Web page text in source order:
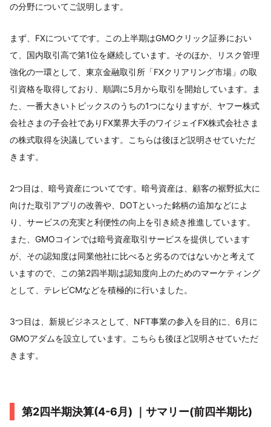
の分野についてご説明します。
まず、FXについてです。この上半期はGMOクリック証券におい
て、国内取引高で第1位を継続しています。そのほか、リスク管理
強化の一環として、東京金融取引所「FXクリアリング市場」の取
引資格を取得しており、順調に5月から取引を開始しています。ま
た、一番大きいトピックスのうちの1つになりますが、ヤフー株式
会社さまの子会社でありFX業界大手のワイジェイFX株式会社さま
の株式取得を決議しています。こちらは後ほど説明させていただ
きます。
2つ目は、暗号資産についてです。暗号資産は、顧客の裾野拡大に
向けた取引アプリの改善や、DOTといった銘柄の追加などによ
り、サービスの充実と利便性の向上を引き続き推進しています。
また、GMOコインでは暗号資産取引サービスを提供しています
が、その認知度は同業他社に比べると劣るのではないかと考えて
いますので、この第2四半期は認知度向上のためのマーケティング
として、テレビCMなどを積極的に行いました。
3つ目は、新規ビジネスとして、NFT事業の参入を目的に、6月に
GMOアダムを設立しています。こちらも後ほど説明させていただ
きます。
第2四半期決算(4-6月) ｜サマリー(前四半期比)